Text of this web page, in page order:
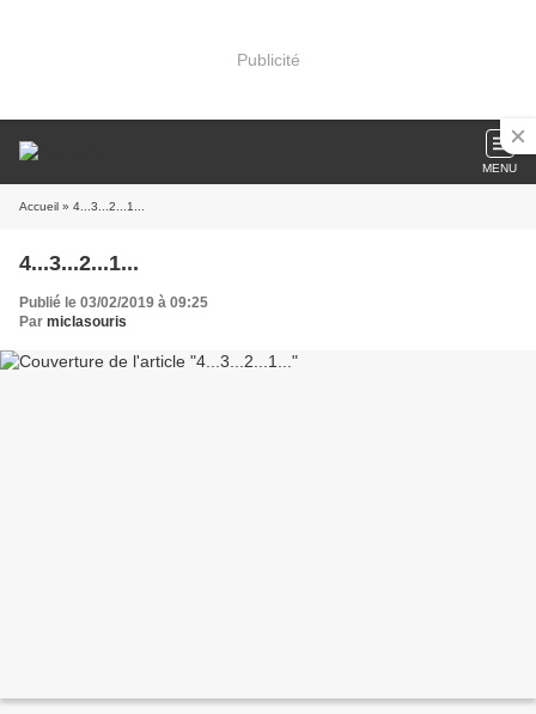
Publicité
MENU
Accueil » 4...3...2...1...
4...3...2...1...
Publié le 03/02/2019 à 09:25
Par miclasouris